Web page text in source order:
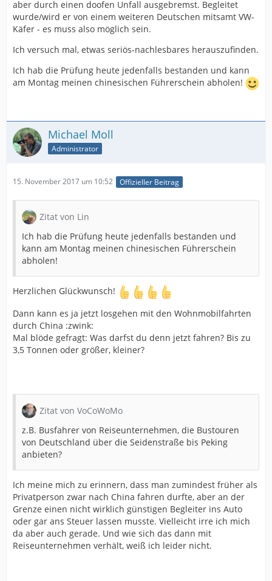
aber durch einen doofen Unfall ausgebremst. Begleitet
wurde/wird er von einem weiteren Deutschen mitsamt VW-
Käfer - es muss also möglich sein.
Ich versuch mal, etwas seriös-nachlesbares herauszufinden.
Ich hab die Prüfung heute jedenfalls bestanden und kann
am Montag meinen chinesischen Führerschein abholen!
Michael Moll
Administrator
15. November 2017 um 10:52 Offizieller Beitrag
Zitat von Lin
Ich hab die Prüfung heute jedenfalls bestanden und
kann am Montag meinen chinesischen Führerschein
abholen!
Herzlichen Glückwunsch!
Dann kann es ja jetzt losgehen mit den Wohnmobilfahrten
durch China :zwink:
Mal blöde gefragt: Was darfst du denn jetzt fahren? Bis zu
3,5 Tonnen oder größer, kleiner?
Zitat von VoCoWoMo
z.B. Busfahrer von Reiseunternehmen, die Bustouren
von Deutschland über die Seidenstraße bis Peking
anbieten?
Ich meine mich zu erinnern, dass man zumindest früher als
Privatperson zwar nach China fahren durfte, aber an der
Grenze einen nicht wirklich günstigen Begleiter ins Auto
oder gar ans Steuer lassen musste. Vielleicht irre ich mich
da aber auch gerade. Und wie sich das dann mit
Reiseunternehmen verhält, weiß ich leider nicht.